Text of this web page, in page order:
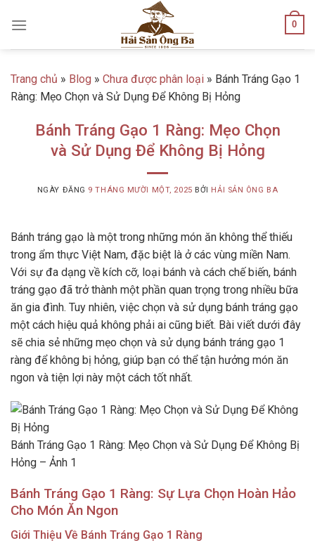
0
Trang chủ » Blog » Chưa được phân loại » Bánh Tráng Gạo 1
Ràng: Mẹo Chọn và Sử Dụng Để Không Bị Hỏng
Bánh Tráng Gạo 1 Ràng: Mẹo Chọn
và Sử Dụng Để Không Bị Hỏng
NGÀY ĐĂNG 9 THÁNG MƯỜI MỘT, 2025 BỞI HẢI SẢN ÔNG BA
Bánh tráng gạo là một trong những món ăn không thể thiếu
trong ẩm thực Việt Nam, đặc biệt là ở các vùng miền Nam.
Với sự đa dạng về kích cỡ, loại bánh và cách chế biến, bánh
tráng gạo đã trở thành một phần quan trọng trong nhiều bữa
ăn gia đình. Tuy nhiên, việc chọn và sử dụng bánh tráng gạo
một cách hiệu quả không phải ai cũng biết. Bài viết dưới đây
sẽ chia sẻ những mẹo chọn và sử dụng bánh tráng gạo 1
ràng để không bị hỏng, giúp bạn có thể tận hưởng món ăn
ngon và tiện lợi này một cách tốt nhất.
Bánh Tráng Gạo 1 Ràng: Mẹo Chọn và Sử Dụng Để Không Bị
Hỏng – Ảnh 1
Bánh Tráng Gạo 1 Ràng: Sự Lựa Chọn Hoàn Hảo
Cho Món Ăn Ngon
Giới Thiệu Về Bánh Tráng Gạo 1 Ràng